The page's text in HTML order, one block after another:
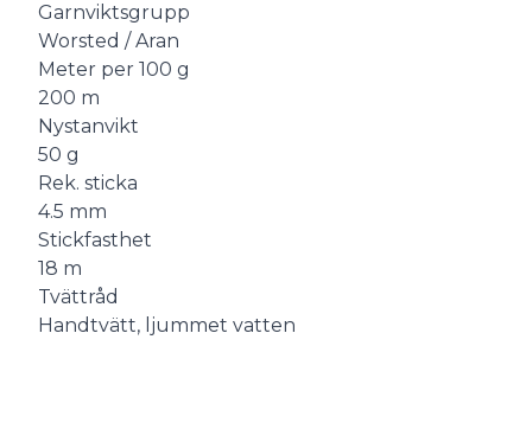
Garnviktsgrupp
Worsted / Aran
Meter per 100 g
200 m
Nystanvikt
50 g
Rek. sticka
4.5 mm
Stickfasthet
18 m
Tvättråd
Handtvätt, ljummet vatten